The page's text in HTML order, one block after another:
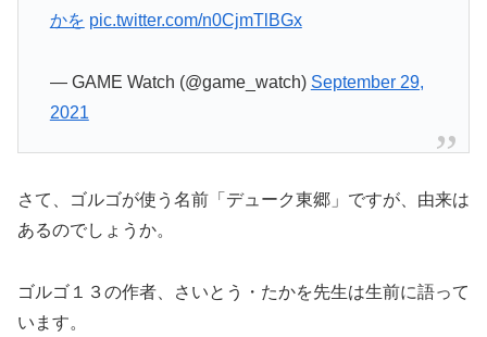
かを pic.twitter.com/n0CjmTlBGx
— GAME Watch (@game_watch) September 29,
2021
さて、ゴルゴが使う名前「デューク東郷」ですが、由来は
あるのでしょうか。
ゴルゴ１３の作者、さいとう・たかを先生は生前に語って
います。